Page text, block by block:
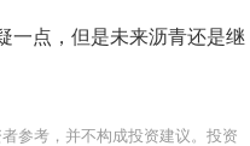
点，但是未来沥青还是继
参考，并不构成投资建议。投资